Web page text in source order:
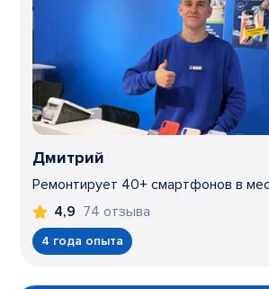
Дмитрий
Ремонтирует 40+ смартфонов в
4,9 74 отзыва
4 года опыта